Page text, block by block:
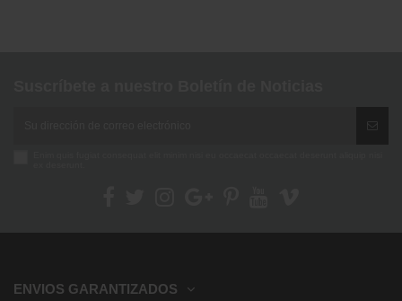
ENVIOS GARANTIZADOS